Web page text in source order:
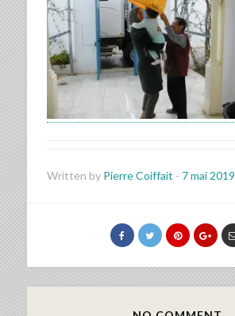
Written by Pierre Coiffait - 7 mai 2019